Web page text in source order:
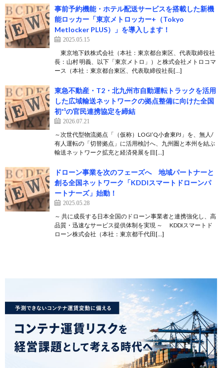
事前予約機能・ホテル配送サービスを搭載した新機
能ロッカー「東京メトロッカー+（Tokyo
Metlocker PLUS）」を導入します！
2025.05.15
東京地下鉄株式会社（本社：東京都台東区、代表取締役社
長：山村 明義、以下「東京メトロ」）と株式会社メトロコマ
ース（本社：東京都台東区、代表取締役社長[…]
東急不動産・T2・北九州市自動運転トラックを活用
した広域輸送ネットワークの拠点整備に向けた全国
初*¹の官民連携協定を締結
2026.07.21
～次世代型物流拠点「（仮称）LOGI’Q小倉東PJ」を、無人/
有人運転の「切替拠点」に活用検討へ、九州圏と本州を結ぶ
輸送ネットワーク拡充と経済発展を目[…]
ドローン事業を次のフェーズへ 地域パートナーと
創る全国ネットワーク「KDDIスマートドローンパ
ートナーズ」始動！
2025.05.28
～ 共に成長する日本全国のドローン事業者と連携強化し、高
品質・迅速なサービス提供体制を実現 ～ KDDIスマートド
ローン株式会社（本社：東京都千代田[…]